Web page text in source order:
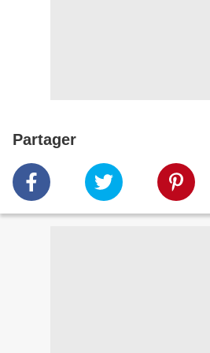
Partager